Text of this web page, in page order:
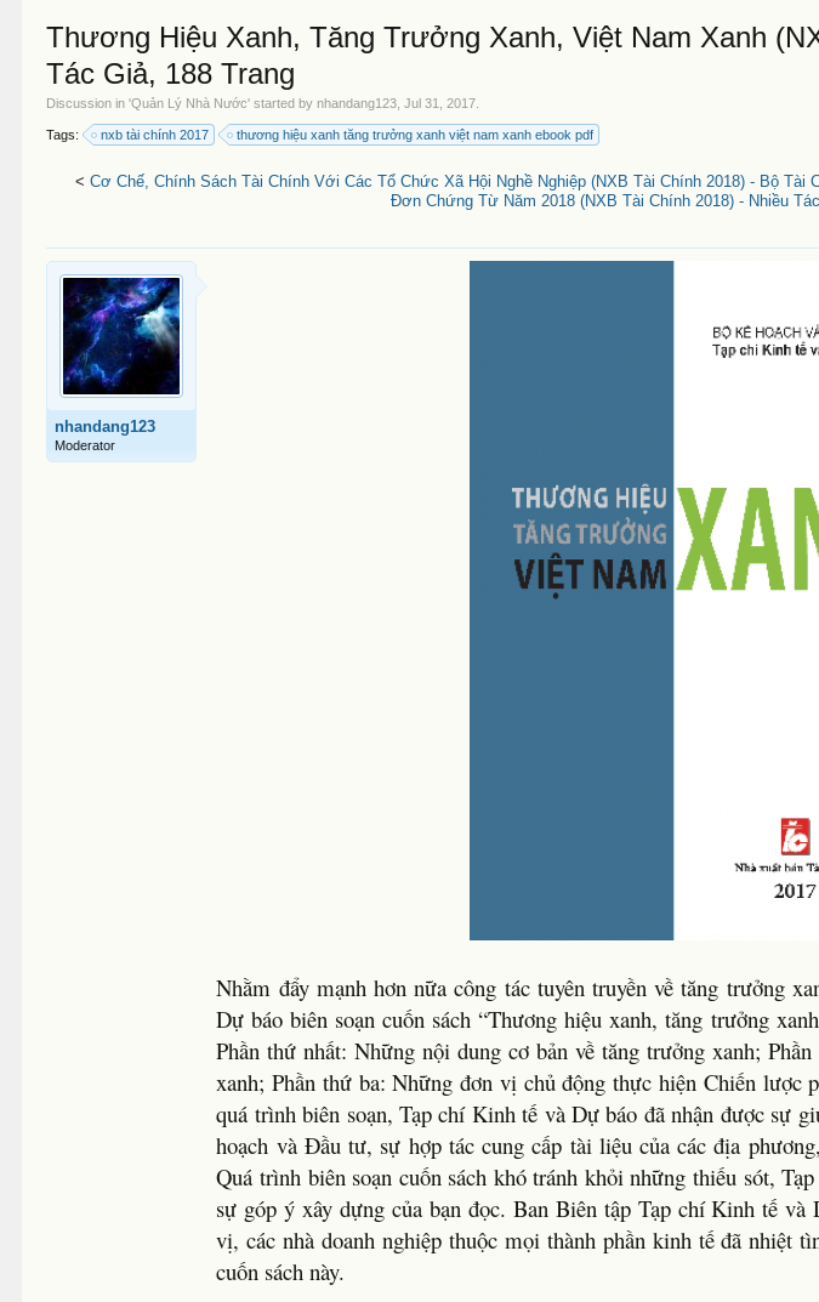
Thương Hiệu Xanh, Tăng Trưởng Xanh, Việt Nam Xanh
Tác Giả, 188 Trang
Discussion in 'Quản Lý Nhà Nước' started bynhandang123 ,Jul 31, 2017
Tags: nxb tài chính 2017 thương hiệu xanh tăng trưởng xanh việt nam xanh ebook pdf
< Cơ Chế, Chính Sách Tài Chính Với Các Tổ Chức Xã Hội Nghề Nghiệp (NXB Tài Chính 2018) - Bộ Tài
Đơn Chứng Từ Năm 2018 (NXB Tài Chính 2018) - Nhiều
nhandang123
Moderator
Nhằm đẩy mạnh hơn nữa công tác tuyên truyền về tăng trưởng
Dự báo biên soạn cuốn sách “Thương hiệu xanh, tăng trưởng
Phần thứ nhất: Những nội dung cơ bản về tăng trưởng xanh;
xanh; Phần thứ ba: Những đơn vị chủ động thực hiện Chiến lược
quá trình biên soạn, Tạp chí Kinh tế và Dự báo đã nhận được sự
hoạch và Đầu tư, sự hợp tác cung cấp tài liệu của các địa
Quá trình biên soạn cuốn sách khó tránh khỏi những thiếu sót,
sự góp ý xây dựng của bạn đọc. Ban Biên tập Tạp chí Kinh tế
vị, các nhà doanh nghiệp thuộc mọi thành phần kinh tế đã nhiệt
cuốn sách này.